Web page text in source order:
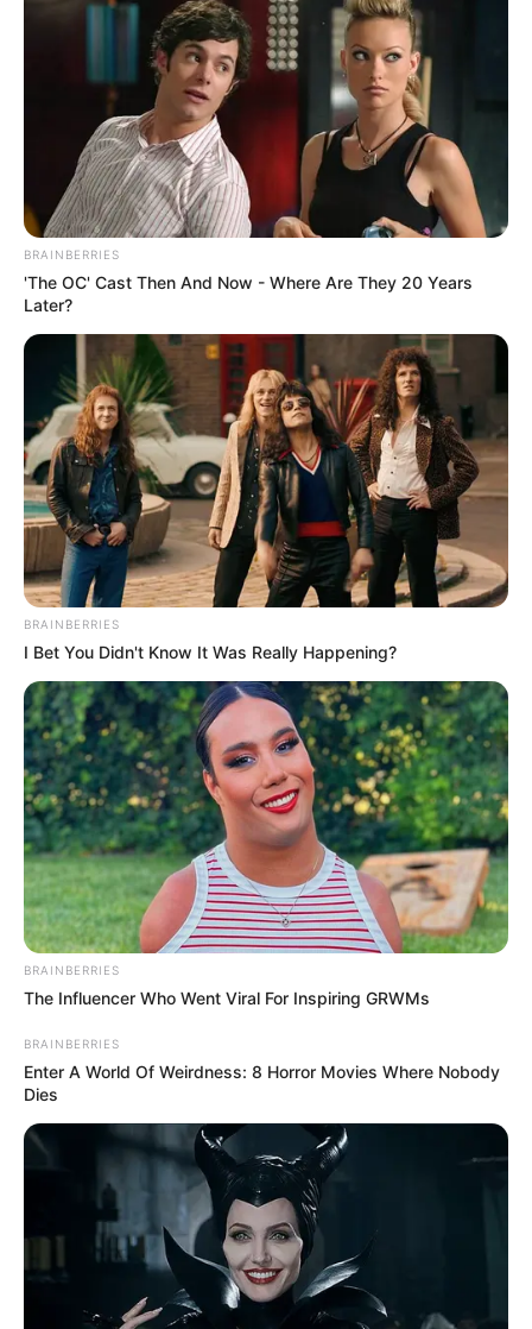
BRAINBERRIES
'The OC' Cast Then And Now - Where Are They 20 Years
Later?
BRAINBERRIES
I Bet You Didn't Know It Was Really Happening?
BRAINBERRIES
The Influencer Who Went Viral For Inspiring GRWMs
BRAINBERRIES
Enter A World Of Weirdness: 8 Horror Movies Where Nobody
Dies